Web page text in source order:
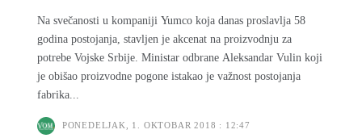
Na svečanosti u kompaniji Yumco koja danas proslavlja 58
godina postojanja, stavljen je akcenat na proizvodnju za
potrebe Vojske Srbije. Ministar odbrane Aleksandar Vulin koji
je obišao proizvodne pogone istakao je važnost postojanja
fabrika...
PONEDELJAK, 1. OKTOBAR 2018 : 12:47